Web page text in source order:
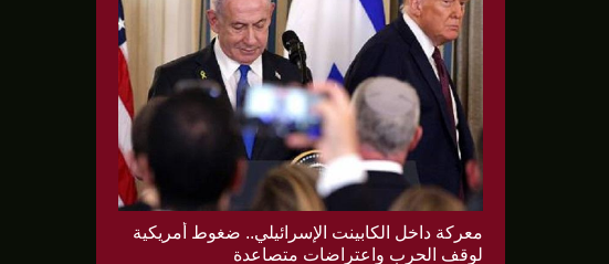
معركة داخل الكابينت الإسرائيلي.. ضغوط أمريكية
لوقف الحرب واعتراضات متصاعدة